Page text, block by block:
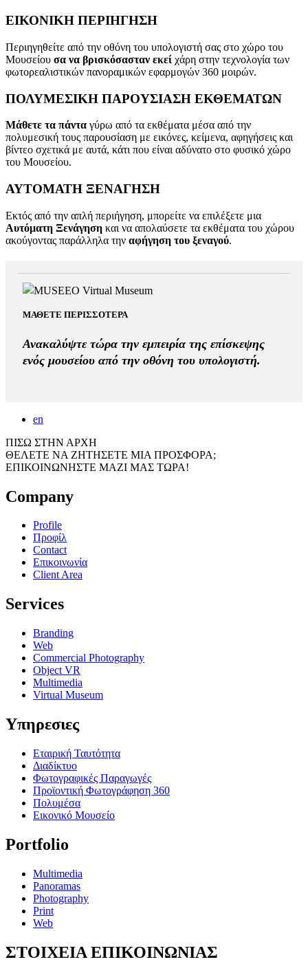
ΕΙΚΟΝΙΚΗ ΠΕΡΙΗΓΗΣΗ
Περιηγηθείτε από την οθόνη του υπολογιστή σας στο χώρο του
Μουσείου σα να βρισκόσασταν εκεί χάρη στην τεχνολογία των
φωτορεαλιστικών πανοραμικών εφαρμογών 360 μοιρών.
ΠΟΛΥΜΕΣΙΚΗ ΠΑΡΟΥΣΙΑΣΗ ΕΚΘΕΜΑΤΩΝ
Mάθετε τα πάντα γύρω από τα εκθέματα μέσα από την
πολυμεσική τους παρουσίαση με εικόνες, κείμενα, αφηγήσεις και
βίντεο σχετικά με αυτά, κάτι που είναι αδύνατο στο φυσικό χώρο
του Μουσείου.
ΑΥΤΟΜΑΤΗ ΞΕΝΑΓΗΣΗ
Εκτός από την απλή περιήγηση, μπορείτε να επιλέξετε μια
Αυτόματη Ξενάγηση και να απολαύσετε τα εκθέματα του χώρου
ακούγοντας παράλληλα την αφήγηση του ξεναγού.
ΜΑΘΕΤΕ ΠΕΡΙΣΣΟΤΕΡΑ
Ανακαλύψτε τώρα την εμπειρία της επίσκεψης
ενός μουσείου από την οθόνη του υπολογιστή.
en
ΠΙΣΩ ΣΤΗΝ ΑΡΧΗ
ΘΕΛΕΤΕ ΝΑ ΖΗΤΗΣΕΤΕ ΜΙΑ ΠΡΟΣΦΟΡΑ;
ΕΠΙΚΟΙΝΩΝΗΣΤΕ ΜΑΖΙ ΜΑΣ ΤΩΡΑ!
Company
Profile
Προφίλ
Contact
Επικοινωνία
Client Area
Services
Branding
Web
Commercial Photography
Object VR
Multimedia
Virtual Museum
Υπηρεσιες
Εταιρική Ταυτότητα
Διαδίκτυο
Φωτογραφικές Παραγωγές
Προϊοντική Φωτογράφηση 360
Πολυμέσα
Εικονικό Μουσείο
Portfolio
Multimedia
Panoramas
Photography
Print
Web
ΣΤΟΙΧΕΙΑ ΕΠΙΚΟΙΝΩΝΙΑΣ